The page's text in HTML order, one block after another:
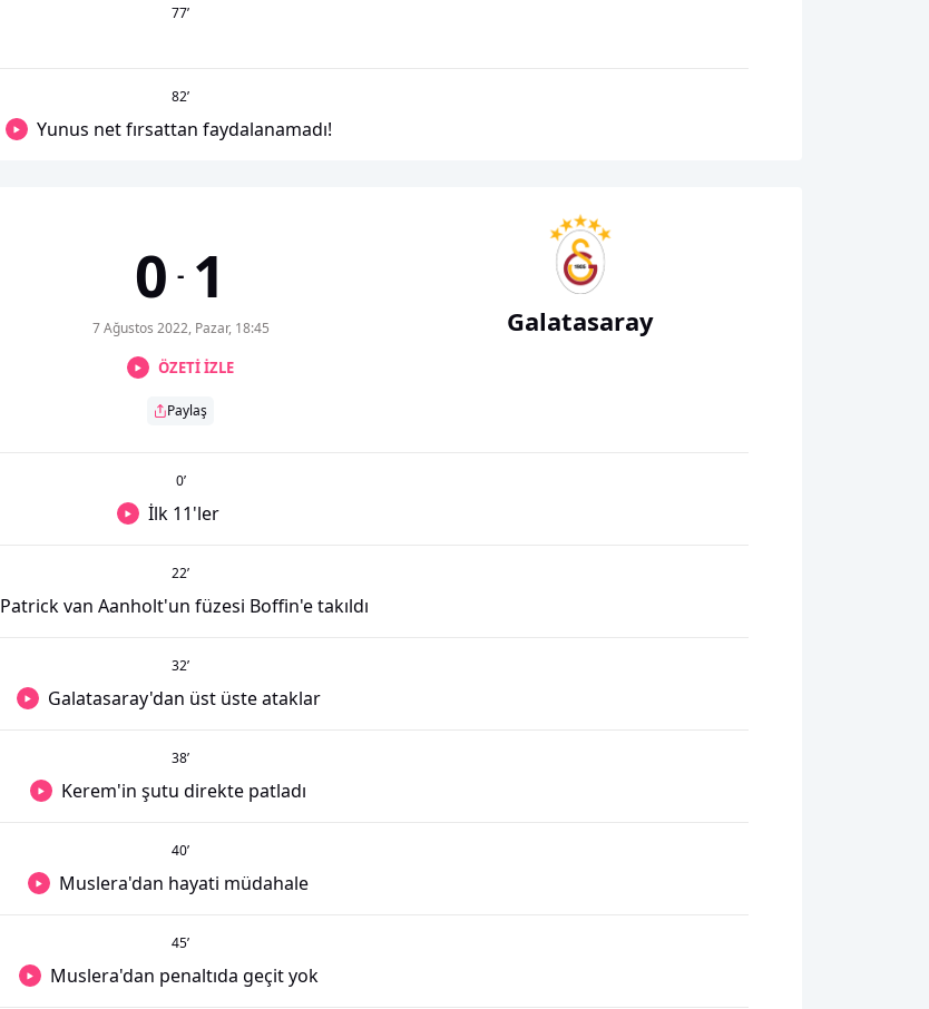
77’
82’
Yunus net fırsattan faydalanamadı!
0 - 1
7 Ağustos 2022, Pazar, 18:45
ÖZETİ İZLE
Paylaş
Galatasaray
0’
İlk 11'ler
22’
Patrick van Aanholt'un füzesi Boffin'e takıldı
32’
Galatasaray'dan üst üste ataklar
38’
Kerem'in şutu direkte patladı
40’
Muslera'dan hayati müdahale
45’
Muslera'dan penaltıda geçit yok